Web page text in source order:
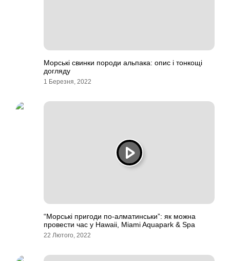
Морські свинки породи альпака: опис і тонкощі
догляду
1 Березня, 2022
“Морські пригоди по-алматинськи”: як можна
провести час у Hawaii, Miami Aquapark & Spa
22 Лютого, 2022